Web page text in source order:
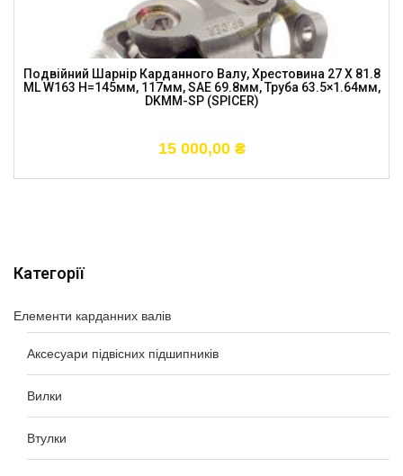
Категорії
Елементи карданних валів
Аксесуари підвісних підшипників
Вилки
Втулки
Подвійний Шарнір Карданного Валу, Хрестовина 27 X 81.8
ML W163 H=145мм, 117мм, SAE 69.8мм, Труба 63.5×1.64мм,
DKMM-SP (SPICER)
15 000,00 ₴